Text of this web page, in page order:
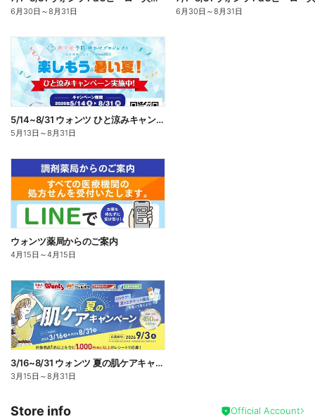
6月30日 ～8月31日 6月30日 ～8月31日
5/14~8/31 ウォンツ ひと涼みキャンペーン
5月13日 ～8月31日
ウォンツ薬局からのご案内
4月15日 ～4月15日
3/16~8/31 ウォンツ 夏の肌ケアキャンペーン
3月15日 ～8月31日
Store info Official Account